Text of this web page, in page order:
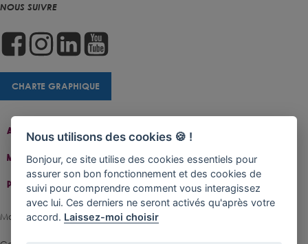
Accueil Contact Plan Du Site Accessibilité
Mentions Légales Gestion De Cookies
Politique De Confidentialité
NOUS SUIVRE
CHARTE GRAPHIQUE
Made with ♥ by Rangoon
Nous utilisons des cookies 🍪 !
Bonjour, ce site utilise des cookies essentiels pour
assurer son bon fonctionnement et des cookies de
suivi pour comprendre comment vous interagissez
avec lui. Ces derniers ne seront activés qu'après votre
accord. Laissez-moi choisir